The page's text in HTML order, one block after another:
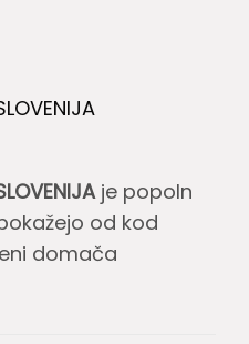
je popoln
od kod
domača